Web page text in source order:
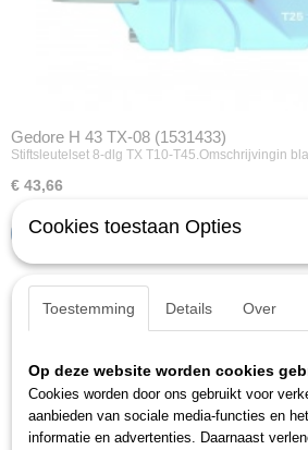
Gedore H 43 TX-08 (1531433)
Stiftsleutelset 8-dlg TX T10-T45.Omschrijvingin
€ 43,66
IN WINKELWAGEN
Cookies toestaan Opties
Toestemming Details Over
Op deze website worden cookies
Cookies worden door ons gebruikt voor
aanbieden van sociale media-functies en
informatie en advertenties. Daarnaast